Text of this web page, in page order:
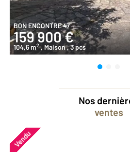
BON ENCONTRE 47
159 900 €
104,6 m2 , Maison, 3 pcs
Nos
ventes
Vendu